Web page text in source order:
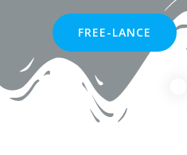
FREE-LANCE